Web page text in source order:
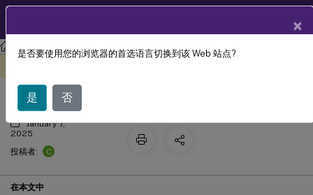
许可 许可 11.17.2 版本 44000
已修复的问题
January 7,
2025
投稿者:
C
在本文中
×
是否要使用您的浏览器的首选语言切换到该 Web 站点?
是 否